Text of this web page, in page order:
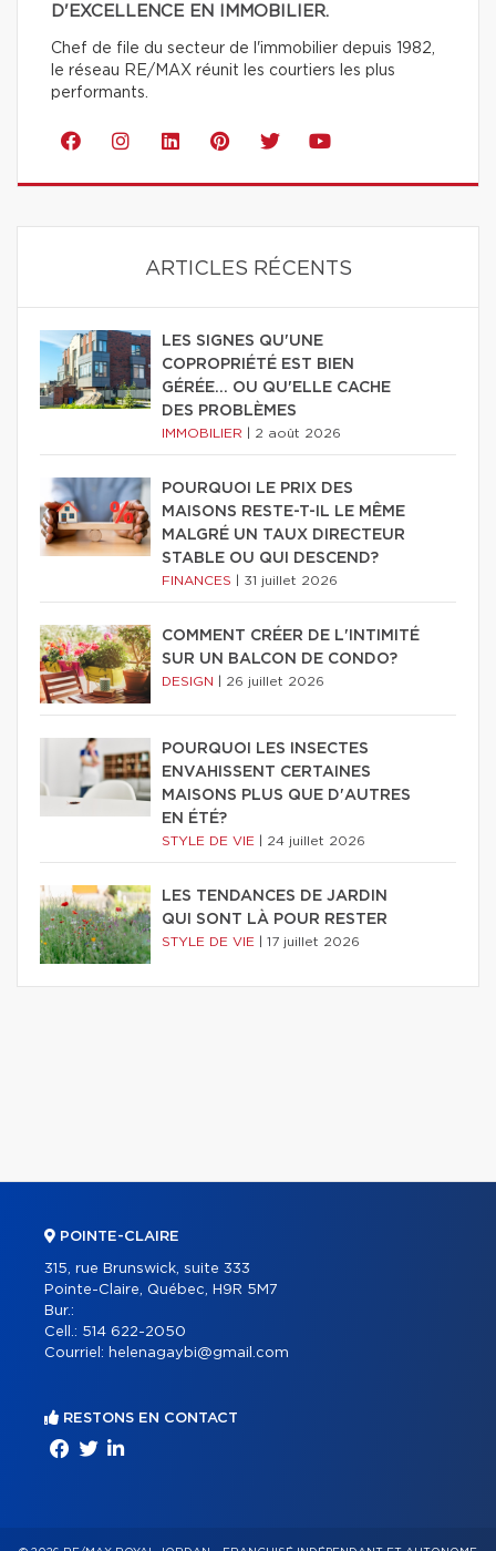
D'EXCELLENCE EN IMMOBILIER.
Chef de file du secteur de l'immobilier depuis 1982,
le réseau RE/MAX réunit les courtiers les plus
performants.
ARTICLES RÉCENTS
LES SIGNES QU'UNE
COPROPRIÉTÉ EST BIEN
GÉRÉE… OU QU'ELLE CACHE
DES PROBLÈMES
IMMOBILIER 2 août 2026
POURQUOI LE PRIX DES
MAISONS RESTE-T-IL LE MÊME
MALGRÉ UN TAUX DIRECTEUR
STABLE OU QUI DESCEND?
FINANCES 31 juillet 2026
COMMENT CRÉER DE L'INTIMITÉ
SUR UN BALCON DE CONDO?
DESIGN 26 juillet 2026
POURQUOI LES INSECTES
ENVAHISSENT CERTAINES
MAISONS PLUS QUE D'AUTRES
EN ÉTÉ?
STYLE DE VIE 24 juillet 2026
LES TENDANCES DE JARDIN
QUI SONT LÀ POUR RESTER
STYLE DE VIE 17 juillet 2026
POINTE-CLAIRE
315, rue Brunswick, suite 333
Pointe-Claire, Québec, H9R 5M7
Bur.:
Cell.: 514 622-2050
Courriel: helenagaybi@gmail.com
RESTONS EN CONTACT